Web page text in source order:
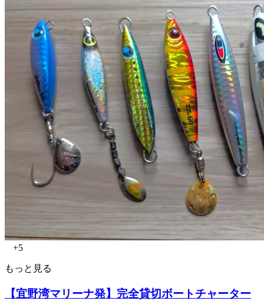
+5
もっと見る
【宜野湾マリーナ発】完全貸切ボートチャーター